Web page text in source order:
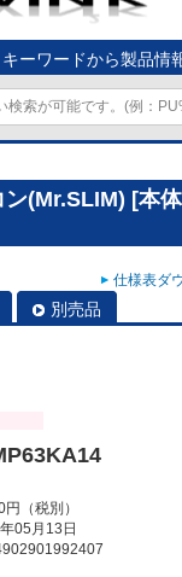
キーワードから製品情
(Mr.SLIM) [本
仕様表ダ
別売品
（税別）
05月13日